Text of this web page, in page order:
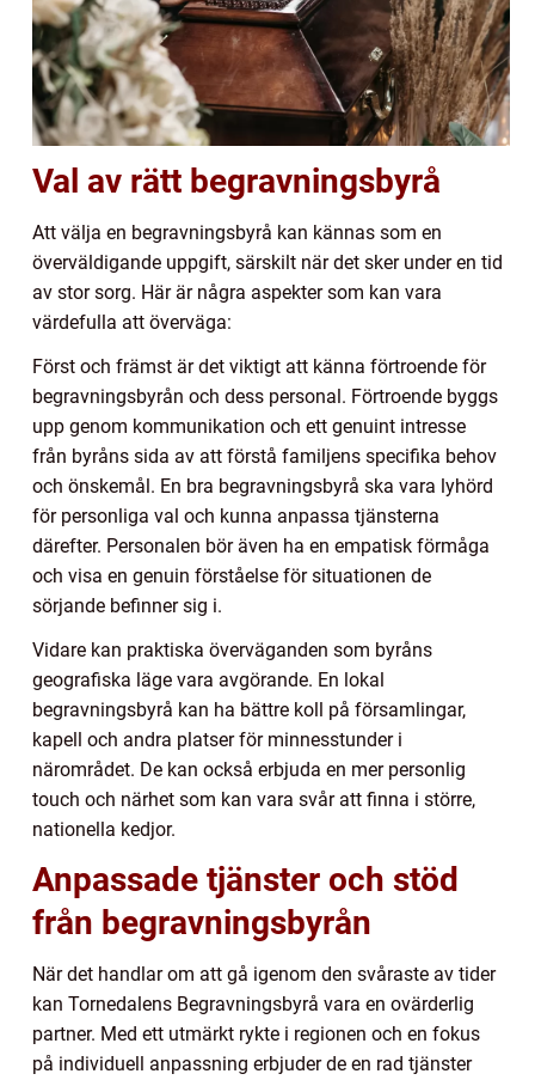
Val av rätt begravningsbyrå
Att välja en begravningsbyrå kan kännas som en
överväldigande uppgift, särskilt när det sker under en tid
av stor sorg. Här är några aspekter som kan vara
värdefulla att överväga:
Först och främst är det viktigt att känna förtroende för
begravningsbyrån och dess personal. Förtroende byggs
upp genom kommunikation och ett genuint intresse
från byråns sida av att förstå familjens specifika behov
och önskemål. En bra begravningsbyrå ska vara lyhörd
för personliga val och kunna anpassa tjänsterna
därefter. Personalen bör även ha en empatisk förmåga
och visa en genuin förståelse för situationen de
sörjande befinner sig i.
Vidare kan praktiska överväganden som byråns
geografiska läge vara avgörande. En lokal
begravningsbyrå kan ha bättre koll på församlingar,
kapell och andra platser för minnesstunder i
närområdet. De kan också erbjuda en mer personlig
touch och närhet som kan vara svår att finna i större,
nationella kedjor.
Anpassade tjänster och stöd
från begravningsbyrån
När det handlar om att gå igenom den svåraste av tider
kan Tornedalens Begravningsbyrå vara en ovärderlig
partner. Med ett utmärkt rykte i regionen och en fokus
på individuell anpassning erbjuder de en rad tjänster